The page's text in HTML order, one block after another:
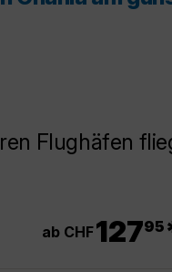
Flughäfen
ab CHF12795